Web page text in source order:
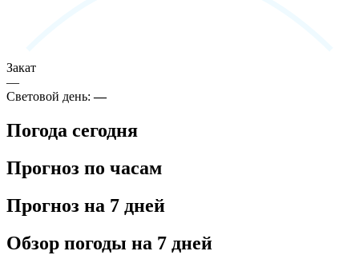
Закат
—
Световой день:—
Погода сегодня
Прогноз по часам
Прогноз на 7 дней
Обзор погоды на 7 дней